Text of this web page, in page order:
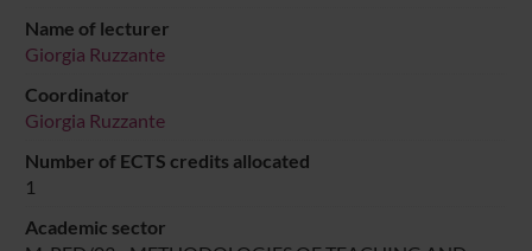
Name of lecturer
Giorgia Ruzzante
Coordinator
Giorgia Ruzzante
Number of ECTS credits allocated
1
Academic sector